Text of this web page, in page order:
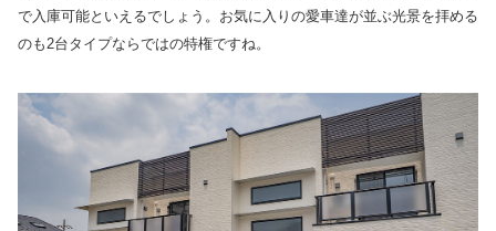
で入庫可能といえるでしょう。お気に入りの愛車達が並ぶ光景を拝める
のも2台タイプならではの特権ですね。